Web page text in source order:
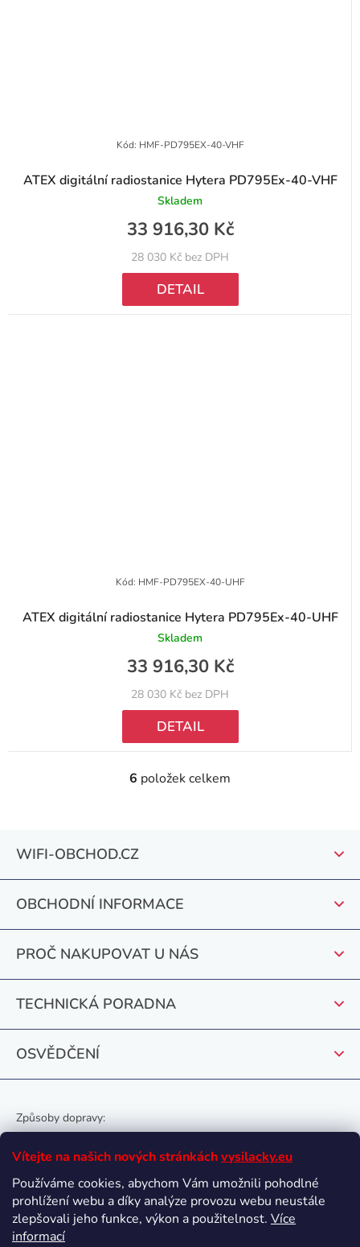
Vítejte na našich nových stránkáchvysilacky.eu
Používáme cookies, abychom Vám umožnili pohodlné
prohlížení webu a díky analýze provozu webu neustále
zlepšovali jeho funkce, výkon a použitelnost. Více
informací
ATEX digitální radiostanice Hytera PD795Ex-40-VHF
Skladem
28 030 Kč bez DPH
33 916,30 Kč
DETAIL
Kód: HMF-PD795EX-40-VHF
ATEX digitální radiostanice Hytera PD795Ex-40-UHF
Skladem
28 030 Kč bez DPH
33 916,30 Kč
DETAIL
Kód: HMF-PD795EX-40-UHF
O
a
c
p
r
v
p
u
6 položek celkem
WIFI-OBCHOD.CZ
OBCHODNÍ INFORMACE
PROČ NAKUPOVAT U NÁS
TECHNICKÁ PORADNA
OSVĚDČENÍ
Způsoby dopravy:
Oblíbené způsoby platby: